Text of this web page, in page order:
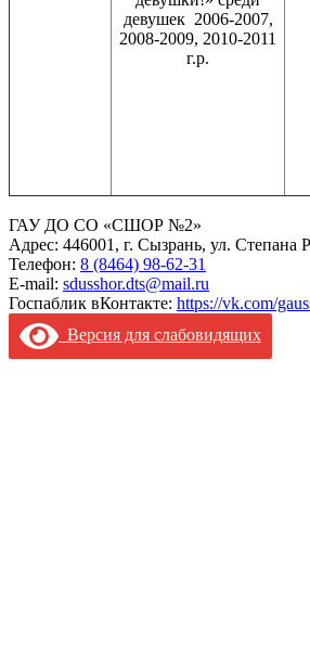
девушек 2006-2007,
2008-2009, 2010-2011
г.р.
ГАУ ДО СО «СШОР №2»
Адрес: 446001, г. Сызрань, ул. Степана
Телефон: 8 (8464) 98-62-31
E-mail: sdusshor.dts@mail.ru
Госпаблик вКонтакте: https://vk.com/
Версия для слабовидящих